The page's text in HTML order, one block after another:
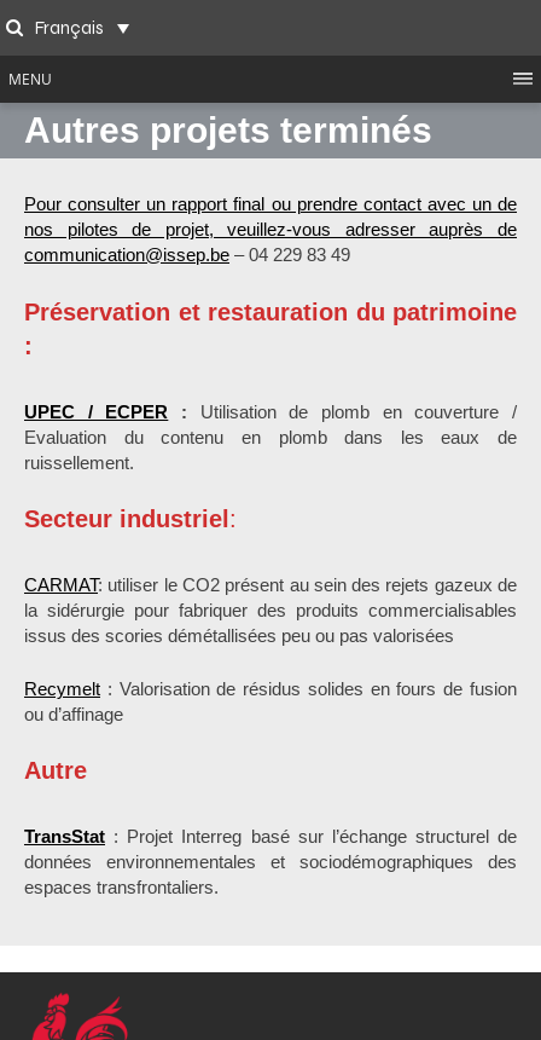
to
content
SearchFrançais
MENU
Autres projets terminés
Pour consulter un rapport final ou prendre contact avec un de
nos pilotes de projet, veuillez-vous adresser auprès de
communication@issep.be – 04 229 83 49
Préservation et restauration du patrimoine
:
UPEC / ECPER : Utilisation de plomb en couverture /
Evaluation du contenu en plomb dans les eaux de
ruissellement.
Secteur industriel :
CARMAT: utiliser le CO2 présent au sein des rejets gazeux de
la sidérurgie pour fabriquer des produits commercialisables
issus des scories démétallisées peu ou pas valorisées
Recymelt : Valorisation de résidus solides en fours de fusion
ou d’affinage
Autre
TransStat : Projet Interreg basé sur l’échange structurel de
données environnementales et sociodémographiques des
espaces transfrontaliers.